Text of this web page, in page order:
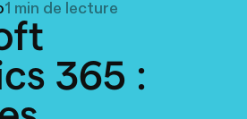
1 min de lecture
365 :